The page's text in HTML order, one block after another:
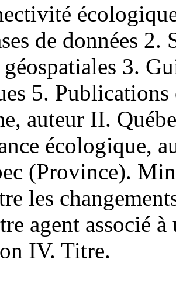
de données 2.
3.
5.
auteur II.
écologique,
(Province).
les
agent associé
IV. Titre.